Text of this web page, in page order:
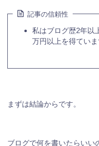
記事の信頼性
私はブログ歴2年以
万円以上を得ていま
まずは結論からです。
ブログで何を書いたらいい